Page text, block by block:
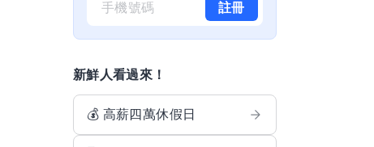
註冊
新鮮人看過來！
💰 高薪四萬休假日